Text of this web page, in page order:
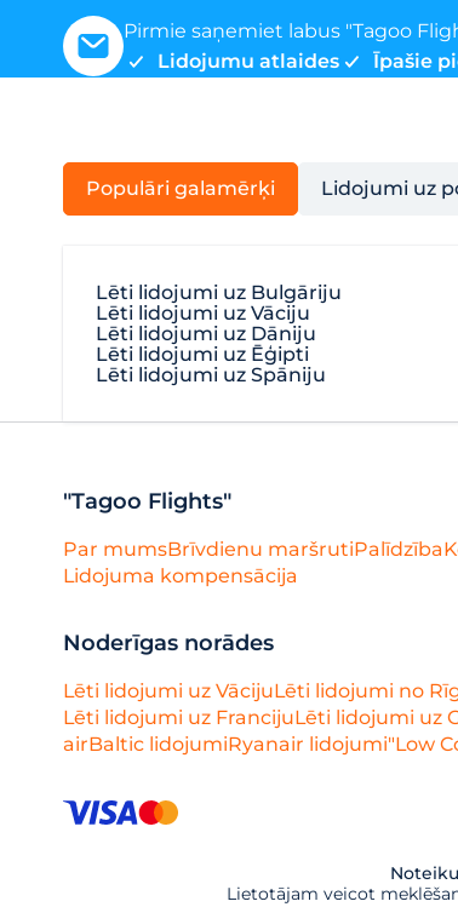
Pirmie saņemiet labus "Tagoo
Lidojumu atlaides
Īpašie
Populāri galamērķi Lidojumi uz
Lēti lidojumi uz Bulgāriju
Lēti lidojumi uz Vāciju
Lēti lidojumi uz Dāniju
Lēti lidojumi uz Ēģipti
Lēti lidojumi uz Spāniju
"Tagoo Flights"
Par mumsBrīvdienu maršrutiPalīdzība
Lidojuma kompensācija
Noderīgas norādes
Lēti lidojumi uz VācijuLēti lidojumi no
Lēti lidojumi uz FrancijuLēti lidojumi uz
airBaltic lidojumiRyanair lidojumi"Low
Lietotājam veicot